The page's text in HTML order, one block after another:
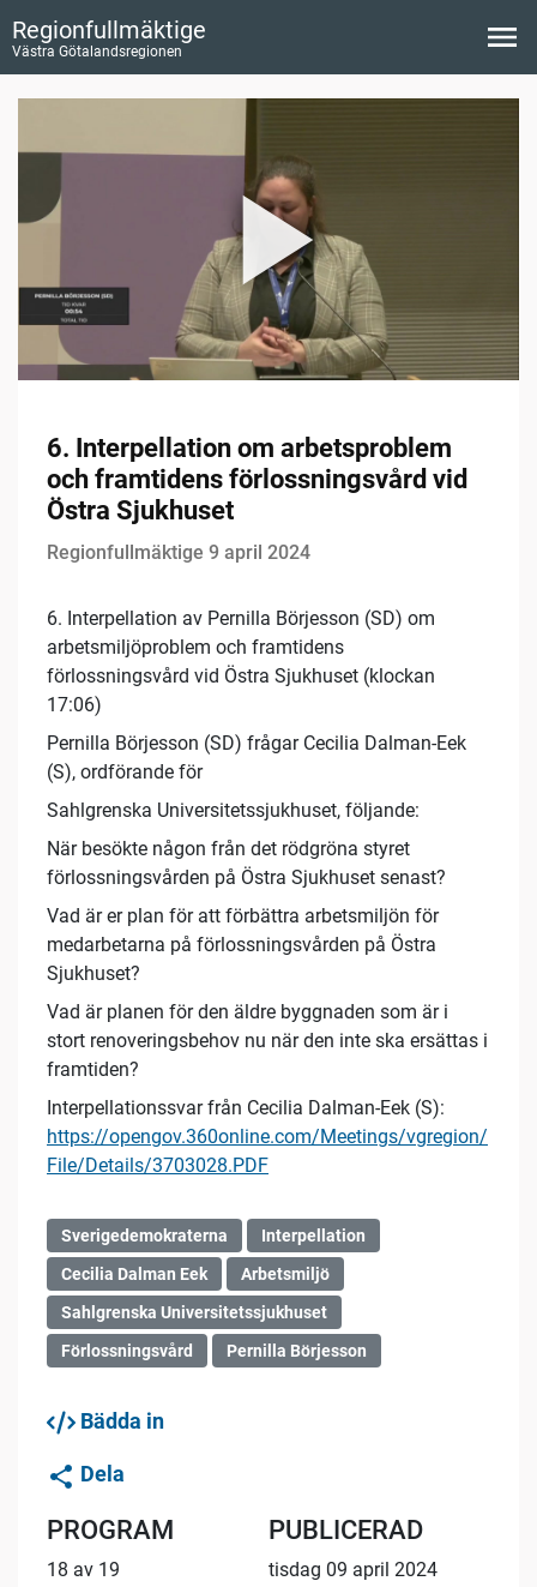
Regionfullmäktige
Västra Götalandsregionen
6. Interpellation om arbetsproblem
och framtidens förlossningsvård vid
Östra Sjukhuset
Regionfullmäktige 9 april 2024
6. Interpellation av Pernilla Börjesson (SD) om
arbetsmiljöproblem och framtidens
förlossningsvård vid Östra Sjukhuset (klockan
17:06)
Pernilla Börjesson (SD) frågar Cecilia Dalman-Eek
(S), ordförande för
Sahlgrenska Universitetssjukhuset, följande:
När besökte någon från det rödgröna styret
förlossningsvården på Östra Sjukhuset senast?
Vad är er plan för att förbättra arbetsmiljön för
medarbetarna på förlossningsvården på Östra
Sjukhuset?
Vad är planen för den äldre byggnaden som är i
stort renoveringsbehov nu när den inte ska ersättas i
framtiden?
Interpellationssvar från Cecilia Dalman-Eek (S):
https://opengov.360online.com/Meetings/vgregion/
File/Details/3703028.PDF
Sverigedemokraterna
Interpellation
Cecilia Dalman Eek
Arbetsmiljö
Sahlgrenska Universitetssjukhuset
Förlossningsvård
Pernilla Börjesson
Bädda in
Dela
PROGRAM
18 av 19
PUBLICERAD
tisdag 09 april 2024